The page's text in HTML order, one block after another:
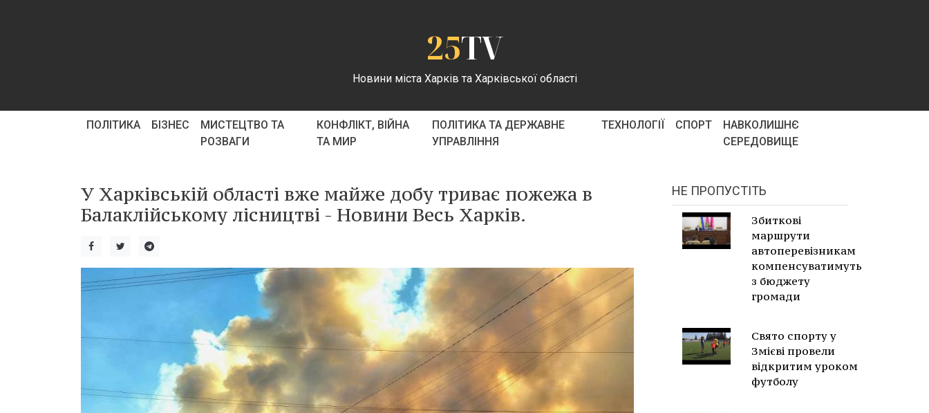
25TV
Новини міста Харків та Харківської області
ПОЛІТИКА БІЗНЕС
МИСТЕЦТВО ТА
РОЗВАГИ
КОНФЛІКТ, ВІЙНА
ТА МИР
ПОЛІТИКА ТА ДЕРЖАВНЕ
УПРАВЛІННЯ
ТЕХНОЛОГІЇ СПОРТ
НАВКОЛИШНЄ
СЕРЕДОВИЩЕ
У Харківській області вже майже добу триває пожежа в
Балаклійському лісництві - Новини Весь Харків.
НЕ ПРОПУСТІТЬ
Збиткові
маршрути
автоперевізникам
компенсуватимуть
з бюджету
громади
Свято спорту у
Змієві провели
відкритим уроком
футболу